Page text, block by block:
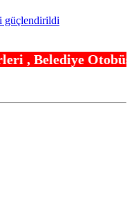
güçlendirildi
başlıyor